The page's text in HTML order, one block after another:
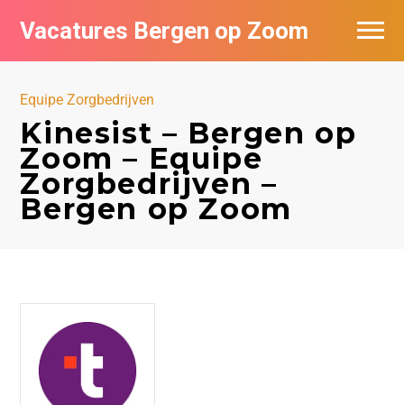
Vacatures Bergen op Zoom
Equipe Zorgbedrijven
Kinesist – Bergen op
Zoom – Equipe
Zorgbedrijven –
Bergen op Zoom
Vacatures per bedrijf
De populairste vacatures in Bergen op
Zoom